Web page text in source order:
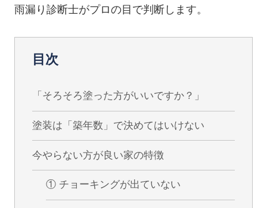
雨漏り診断士がプロの目で判断します。
目次
「そろそろ塗った方がいいですか？」
塗装は「築年数」で決めてはいけない
今やらない方が良い家の特徴
① チョーキングが出ていない